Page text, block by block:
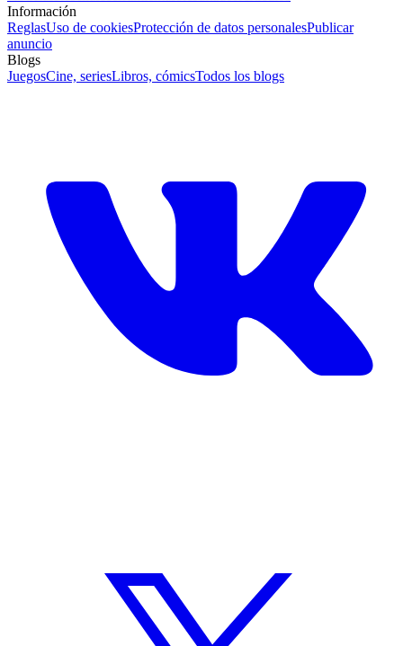
Información
ReglasUso de cookiesProtección de datos personalesPublicar
anuncio
Blogs
JuegosCine, seriesLibros, cómicsTodos los blogs